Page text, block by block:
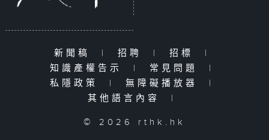
新聞稿 | 招聘 | 招標
|
知識產權告示
| 常見問題
|
私隱政策
| 無障礙播放器
|
其他語言內容
|
© 2026 rthk.hk